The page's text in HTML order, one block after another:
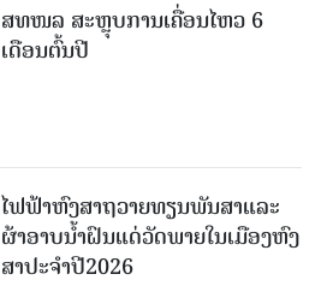
ສທໜລ ສະຫຼຸບການເຄື່ອນໄຫວ 6
ເດືອນຕົ້ນປີ
ໄຟຟ້າຫົງສາຖວາຍທຽນພັນສາແລະ
ຜ້າອາບນໍ້າຝົນແດ່ວັດພາຍໃນເມືອງຫົງ
ສາປະຈໍາປີ2026